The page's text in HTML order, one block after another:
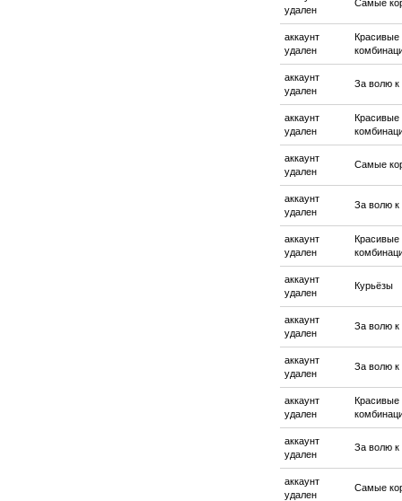
удален
Самые
аккаунт
удален
Красивые
аккаунт
удален
За волю к
аккаунт
удален
Красивые
аккаунт
удален
Самые
аккаунт
удален
За волю к
аккаунт
удален
Красивые
аккаунт
удален
Курьёзы
аккаунт
удален
За волю к
аккаунт
удален
За волю к
аккаунт
удален
Красивые
аккаунт
удален
За волю к
аккаунт
удален
Самые